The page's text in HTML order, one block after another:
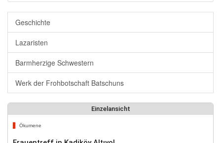
Geschichte
Lazaristen
Barmherzige Schwestern
Werk der Frohbotschaft Batschuns
Einzelansicht
Ökumene